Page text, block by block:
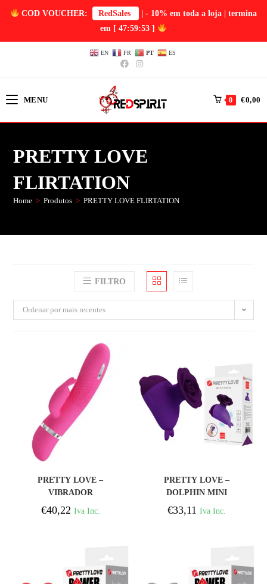
COD VOUCHER: RedSales
| - 10% em toda a loja | termina
em [ 47:59:53 ]
EN FR PT ES
MENU 0 €0,00
PRETTY LOVE
FLIRTATION
Home > Produtos > PRETTY LOVE FLIRTATION
FILTRO
Ordenar por mais recentes
PRETTY LOVE –
VIBRADOR
ELETROCHOQUE
INGRAM
€40,22 Iva Inc.
PRETTY LOVE –
DOLPHIN MINI
VIBRADOR COM CLIP
€33,11 Iva Inc.